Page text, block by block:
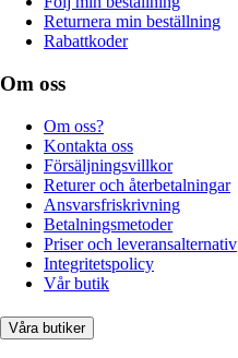
Returnera min beställning
Rabattkoder
Om oss
Om oss?
Kontakta oss
Försäljningsvillkor
Returer och återbetalningar
Ansvarsfriskrivning
Betalningsmetoder
Priser och leveransalternativ
Integritetspolicy
Vår butik
Våra butiker